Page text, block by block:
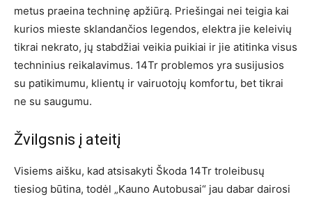
metus praeina techninę apžiūrą. Priešingai nei teigia kai
kurios mieste sklandančios legendos, elektra jie keleivių
tikrai nekrato, jų stabdžiai veikia puikiai ir jie atitinka visus
techninius reikalavimus. 14Tr problemos yra susijusios
su patikimumu, klientų ir vairuotojų komfortu, bet tikrai
ne su saugumu.
Žvilgsnis į ateitį
Visiems aišku, kad atsisakyti Škoda 14Tr troleibusų
tiesiog būtina, todėl „Kauno Autobusai“ jau dabar dairosi